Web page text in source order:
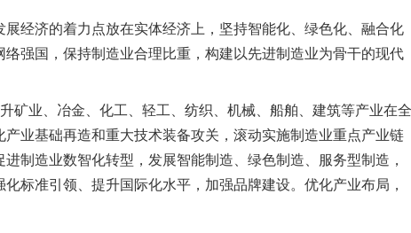
济的着力点放在实体经济上，坚持智能化、绿色化、融合化
强国，保持制造业合理比重，构建以先进制造业为骨干的现代
业、冶金、化工、轻工、纺织、机械、船舶、建筑等产业在全
业基础再造和重大技术装备攻关，滚动实施制造业重点产业链
制造业数智化转型，发展智能制造、绿色制造、服务型制造，
标准引领、提升国际化水平，加强品牌建设。优化产业布局，